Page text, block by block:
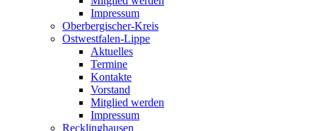
Impressum
Oberbergischer-Kreis
Ostwestfalen-Lippe
Aktuelles
Termine
Kontakte
Vorstand
Mitglied werden
Impressum
Recklinghausen